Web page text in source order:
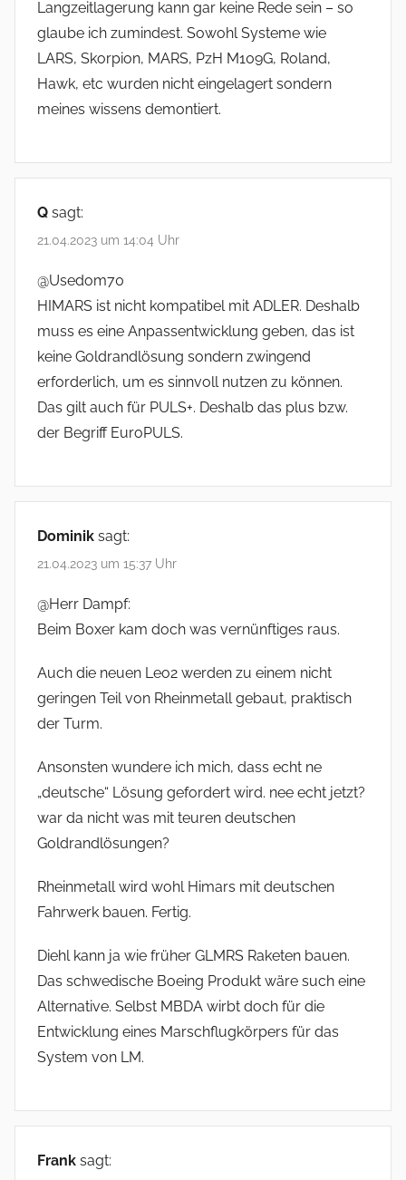
Langzeitlagerung kann gar keine Rede sein – so
glaube ich zumindest. Sowohl Systeme wie
LARS, Skorpion, MARS, PzH M109G, Roland,
Hawk, etc wurden nicht eingelagert sondern
meines wissens demontiert.
Q sagt:
21.04.2023 um 14:04 Uhr
@Usedom70
HIMARS ist nicht kompatibel mit ADLER. Deshalb
muss es eine Anpassentwicklung geben, das ist
keine Goldrandlösung sondern zwingend
erforderlich, um es sinnvoll nutzen zu können.
Das gilt auch für PULS+. Deshalb das plus bzw.
der Begriff EuroPULS.
Dominik sagt:
21.04.2023 um 15:37 Uhr
@Herr Dampf:
Beim Boxer kam doch was vernünftiges raus.
Auch die neuen Leo2 werden zu einem nicht
geringen Teil von Rheinmetall gebaut, praktisch
der Turm.
Ansonsten wundere ich mich, dass echt ne
„deutsche“ Lösung gefordert wird. nee echt jetzt?
war da nicht was mit teuren deutschen
Goldrandlösungen?
Rheinmetall wird wohl Himars mit deutschen
Fahrwerk bauen. Fertig.
Diehl kann ja wie früher GLMRS Raketen bauen.
Das schwedische Boeing Produkt wäre such eine
Alternative. Selbst MBDA wirbt doch für die
Entwicklung eines Marschflugkörpers für das
System von LM.
Frank sagt: